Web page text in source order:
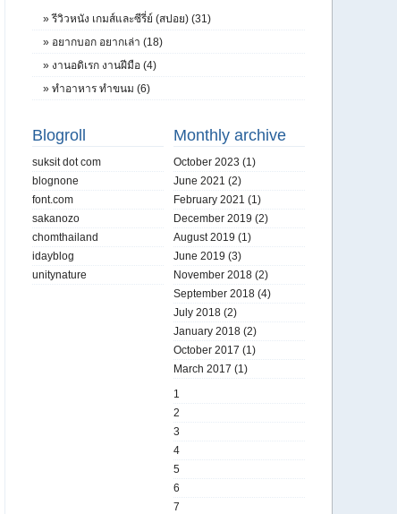
»รีวิวหนัง เกมส์และซีรี่ย์ (สปอย) (31)
» อยากบอก อยากเล่า (18)
» งานอดิเรก งานฝีมือ (4)
» ทำอาหาร ทำขนม (6)
Blogroll
suksit dot com
blognone
font.com
sakanozo
chomthailand
idayblog
unitynature
Monthly archive
October 2023 (1)
June 2021 (2)
February 2021 (1)
December 2019 (2)
August 2019 (1)
June 2019 (3)
November 2018 (2)
September 2018 (4)
July 2018 (2)
January 2018 (2)
October 2017 (1)
March 2017 (1)
1
2
3
4
5
6
7